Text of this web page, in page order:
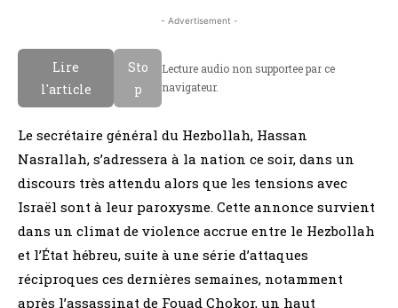
- Advertisement -
Lire
l'article
Sto
p
Lecture audio non supportee par ce
navigateur.
Le secrétaire général du Hezbollah, Hassan
Nasrallah, s’adressera à la nation ce soir, dans un
discours très attendu alors que les tensions avec
Israël sont à leur paroxysme. Cette annonce survient
dans un climat de violence accrue entre le Hezbollah
et l’État hébreu, suite à une série d’attaques
réciproques ces dernières semaines, notamment
après l’assassinat de Fouad Chokor, un haut